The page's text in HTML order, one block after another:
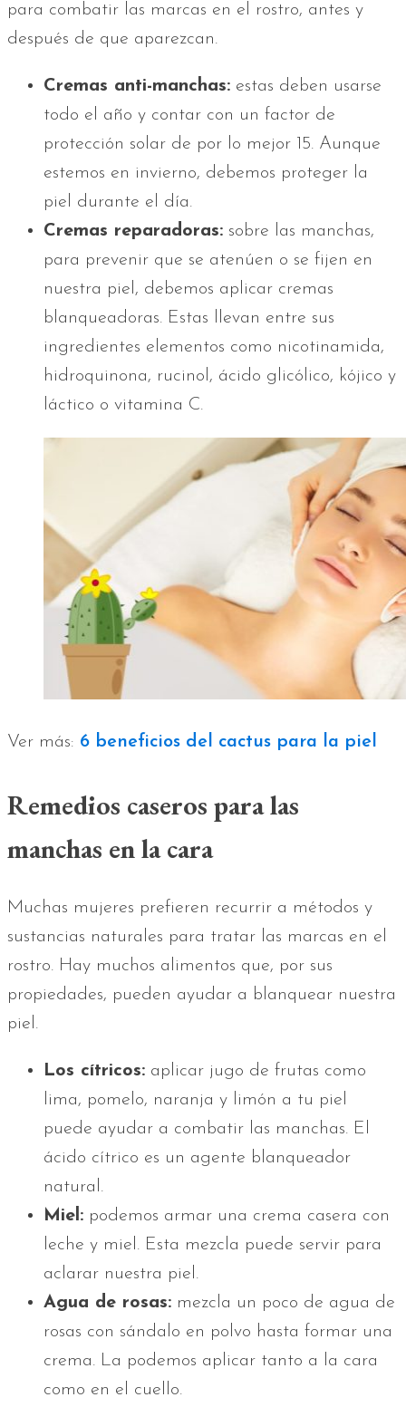
para combatir las marcas en el rostro, antes y
después de que aparezcan.
Cremas anti-manchas: estas deben usarse
todo el año y contar con un factor de
protección solar de por lo mejor 15. Aunque
estemos en invierno, debemos proteger la
piel durante el día.
Cremas reparadoras: sobre las manchas,
para prevenir que se atenúen o se fijen en
nuestra piel, debemos aplicar cremas
blanqueadoras. Estas llevan entre sus
ingredientes elementos como nicotinamida,
hidroquinona, rucinol, ácido glicólico, kójico y
láctico o vitamina C.
Ver más: 6 beneficios del cactus para la piel
Remedios caseros para las
manchas en la cara
Muchas mujeres prefieren recurrir a métodos y
sustancias naturales para tratar las marcas en el
rostro. Hay muchos alimentos que, por sus
propiedades, pueden ayudar a blanquear nuestra
piel.
Los cítricos: aplicar jugo de frutas como
lima, pomelo, naranja y limón a tu piel
puede ayudar a combatir las manchas. El
ácido cítrico es un agente blanqueador
natural.
Miel: podemos armar una crema casera con
leche y miel. Esta mezcla puede servir para
aclarar nuestra piel.
Agua de rosas: mezcla un poco de agua de
rosas con sándalo en polvo hasta formar una
crema. La podemos aplicar tanto a la cara
como en el cuello.